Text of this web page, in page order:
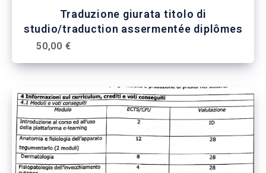
Traduzione giurata titolo di
studio/traduction assermentée diplômes
50,00 €